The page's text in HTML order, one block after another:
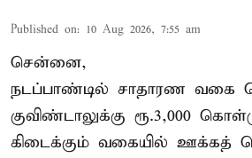
Published on: 10 Aug 2026, 7:55 am
சென்னை,
நடப்பாண்டில் சாதாரண வகை
குவிண்டாலுக்கு ரூ.3,000
கிடைக்கும் வகையில் ஊக்கத்